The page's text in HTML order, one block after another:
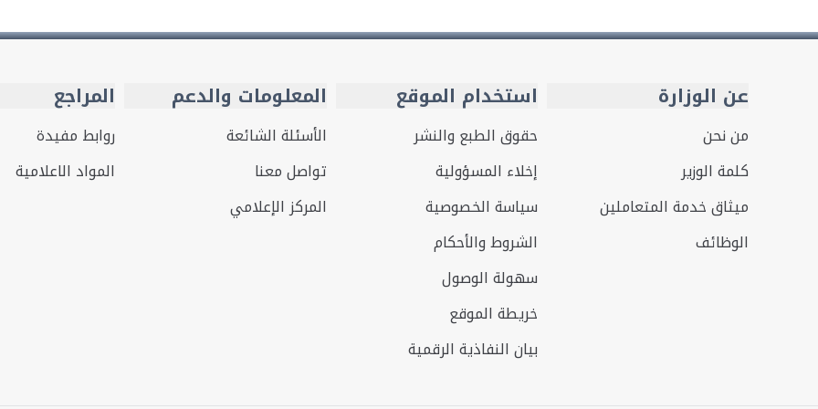
عن الوزارة
من نحن
كلمة الوزير
ميثاق خدمة المتعاملين
الوظائف
استخدام الموقع
حقوق الطبع والنشر
إخلاء المسؤولية
سياسة الخصوصية
الشروط والأحكام
سهولة الوصول
خريطة الموقع
بيان النفاذية الرقمية
المعلومات والدعم
الأسئلة الشائعة
تواصل معنا
المركز الإعلامي
المراجع
روابط مفيدة
المواد الاعلامية